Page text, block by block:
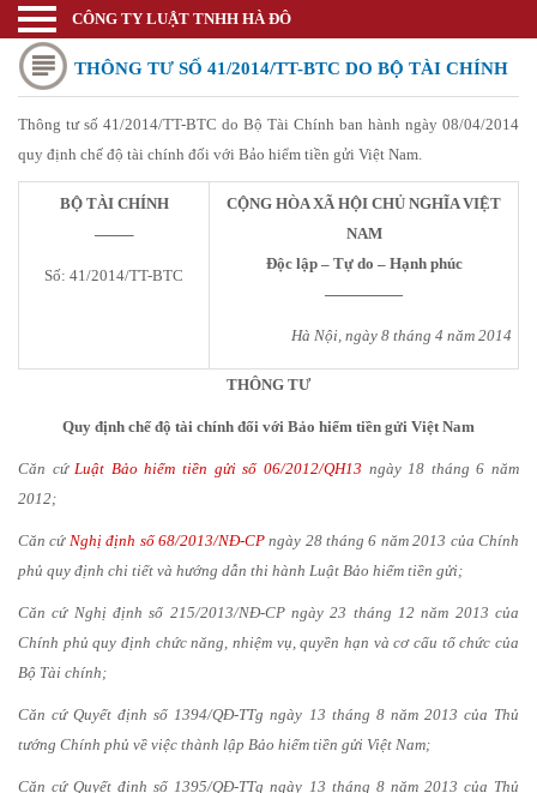
Luật sư
Trang chủ
Thương mại quốc tế
Thành lập doanh nghiệp
Thay đổi đăng ký kinh doanh
Thư viện pháp luật
CÔNG TY LUẬT TNHH HÀ ĐÔ
THÔNG TƯ SỐ 41/2014/TT-BTC DO BỘ TÀI CHÍNH
BAN HÀNH NGÀY 08/04/2014 QUY ĐỊNH CHẾ ĐỘ
TÀI CHÍNH ĐỐI VỚI BẢO HIỂM TIỀN GỬI VIỆT
NAM.
Thông tư số 41/2014/TT-BTC do Bộ Tài Chính ban hành ngày 08/04/2014
quy định chế độ tài chính đối với Bảo hiểm tiền gửi Việt Nam.
BỘ TÀI CHÍNH
——–
Số: 41/2014/TT-BTC
CỘNG HÒA XÃ HỘI CHỦ NGHĨA VIỆT
NAM
Độc lập – Tự do – Hạnh phúc
—————
Hà Nội, ngày 8 tháng 4 năm 2014
THÔNG TƯ
Quy định chế độ tài chính đối với Bảo hiểm tiền gửi Việt Nam
Căn cứLuật Bảo hiểm tiền gửi số 06/2012/QH13 ngày 18 tháng 6 năm
2012;
Căn cứ Nghị định số 68/2013/NĐ-CPngày 28 tháng 6 năm 2013 của Chính
phủ quy định chi tiết và hướng dẫn thi hành Luật Bảo hiểm tiền gửi;
Căn cứ Nghị định số 215/2013/NĐ-CP ngày 23 tháng 12 năm 2013 của
Chính phủ quy định chức năng, nhiệm vụ, quyền hạn và cơ cấu tổ chức của
Bộ Tài chính;
Căn cứ Quyết định số 1394/QĐ-TTg ngày 13 tháng 8 năm 2013 của Thủ
tướng Chính phủ về việc thành lập Bảo hiểm tiền gửi Việt Nam;
Căn cứ Quyết định số 1395/QĐ-TTg ngày 13 tháng 8 năm 2013 của Thủ